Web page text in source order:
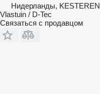
Нидерланды, KESTEREN
Vlastuin / D-Tec
Связаться с продавцом